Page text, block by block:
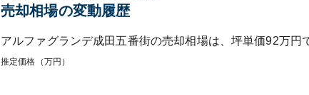
売却相場の変動履歴
アルファグランデ成田五番街の売却相場は、坪単価92万円
推定価格（万円）